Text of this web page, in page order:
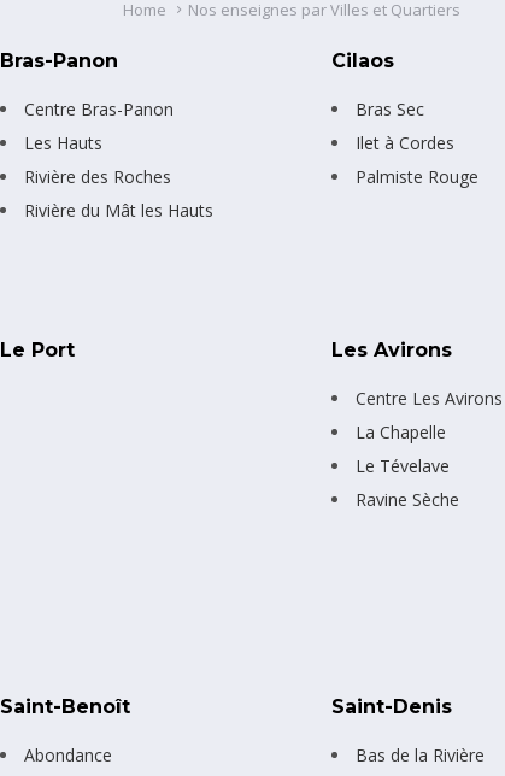
Home Nos enseignes par Villes et Quartiers
Bras-Panon
Centre Bras-Panon
Les Hauts
Rivière des Roches
Rivière du Mât les Hauts
Cilaos
Bras Sec
Ilet à Cordes
Palmiste Rouge
Le Port Les Avirons
Centre Les Avirons
La Chapelle
Le Tévelave
Ravine Sèche
Saint-Benoît
Abondance
Saint-Denis
Bas de la Rivière